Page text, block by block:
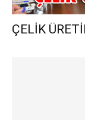
ÇELİK